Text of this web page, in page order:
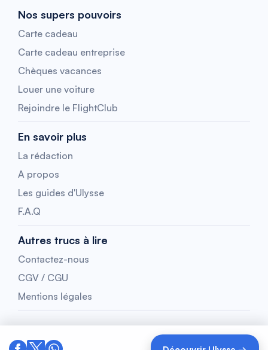
Nos supers pouvoirs
Carte cadeau
Carte cadeau entreprise
Chèques vacances
Louer une voiture
Rejoindre le FlightClub
En savoir plus
La rédaction
A propos
Les guides d'Ulysse
F.A.Q
Autres trucs à lire
Contactez-nous
CGV / CGU
Mentions légales